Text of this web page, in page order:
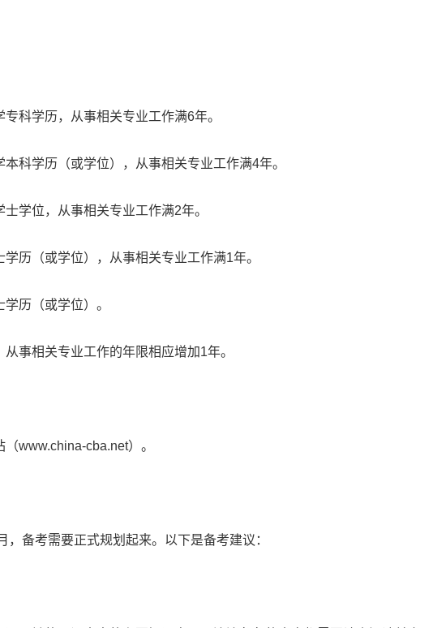
科学历，从事相关专业工作满6年。
科学历（或学位），从事相关专业工作满4年。
学位，从事相关专业工作满2年。
历（或学位），从事相关专业工作满1年。
历（或学位）。
事相关专业工作的年限相应增加1年。
www.china-cba.net）。
备考需要正式规划起来。以下是备考建议：